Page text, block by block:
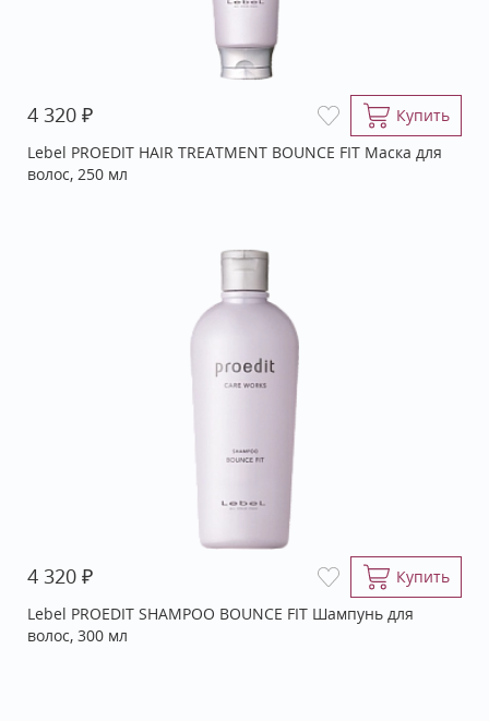
4 320 ₽
Купить
Lebel PROEDIT HAIR TREATMENT BOUNCE FIT Маска для
волос, 250 мл
4 320 ₽
Купить
Lebel PROEDIT SHAMPOO BOUNCE FIT Шампунь для
волос, 300 мл